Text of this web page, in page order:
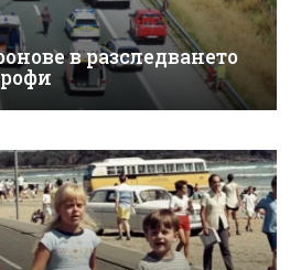
в разследването